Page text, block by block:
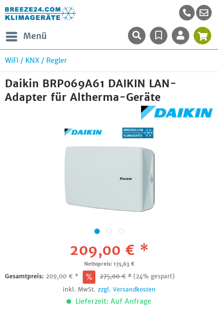
Menü
WiFi / KNX / Regler
Daikin BRP069A61 DAIKIN LAN-
Adapter für Altherma-Geräte
209,00 € *
Nettopreis: 175,63 €
Gesamtpreis: 209,00 € * 275,00€ * (24% gespart)
inkl. MwSt. zzgl. Versandkosten
Lieferzeit: Auf Anfrage